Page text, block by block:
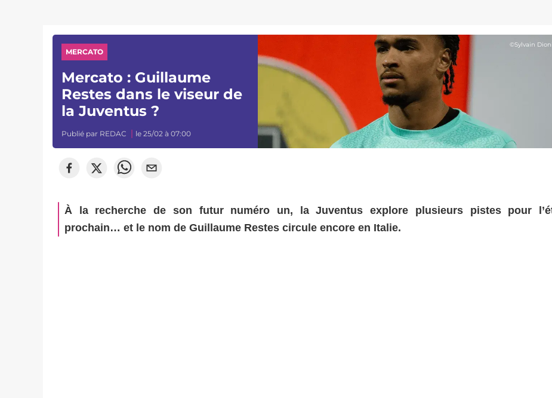
©Sylvain
MERCATO
Mercato : Guillaume
Restes dans le viseur de
la Juventus ?
Publié par REDAC le 25/02 à 07:00
À la recherche de son futur numéro un, la Juventus explore plusieurs pistes pour
prochain… et le nom de Guillaume Restes circule encore en Italie.